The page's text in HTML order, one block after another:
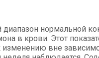
нормальной
в крови. Этот
вне